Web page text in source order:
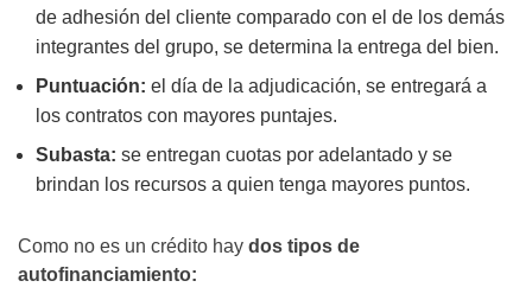
de adhesión del cliente comparado con el de los demás
integrantes del grupo, se determina la entrega del bien.
Puntuación: el día de la adjudicación, se entregará a
los contratos con mayores puntajes.
Subasta: se entregan cuotas por adelantado y se
brindan los recursos a quien tenga mayores puntos.
Como no es un crédito hay dos tipos de
autofinanciamiento: